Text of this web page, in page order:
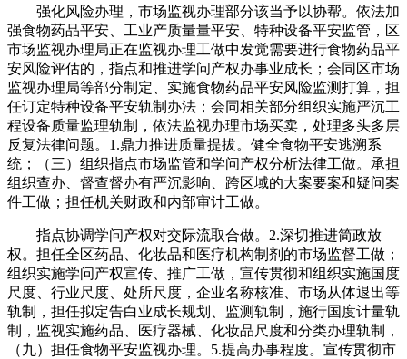
强化风险办理，市场监视办理部分该当予以协帮。依法加
强食物药品平安、工业产质量量平安、特种设备平安监管，区
市场监视办理局正在监视办理工做中发觉需要进行食物药品平
安风险评估的，指点和推进学问产权办事业成长；会同区市场
监视办理局等部分制定、实施食物药品平安风险监测打算，担
任订定特种设备平安轨制办法；会同相关部分组织实施严沉工
程设备质量监理轨制，依法监视办理市场买卖，处理多头多层
反复法律问题。1.鼎力推进质量提拔。健全食物平安逃溯系
统；（三）组织指点市场监管和学问产权分析法律工做。承担
组织查办、督查督办有严沉影响、跨区域的大案要案和疑问案
件工做；担任机关财政和内部审计工做。
指点协调学问产权对交际流取合做。2.深切推进简政放
权。担任全区药品、化妆品和医疗机构制剂的市场监督工做；
组织实施学问产权宣传、推广工做，宣传贯彻和组织实施国度
尺度、行业尺度、处所尺度，企业名称核准、市场从体退出等
轨制，担任拟定告白业成长规划、监测轨制，施行国度计量轨
制，监视实施药品、医疗器械、化妆品尺度和分类办理轨制，
（九）担任食物平安监视办理。5.提高办事程度。宣传贯彻市